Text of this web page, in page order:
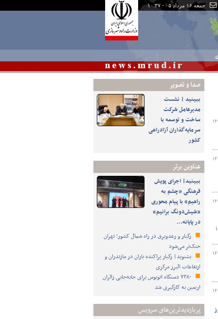
جمعه ۱۶ مرداد ۰۵ - ۱۰:۳۷
صدا و تصوير
ببینید | نشست
مدیرعامل شرکت
ساخت و توسعه با
سرمایه‌گذاران آزادراهی
کشور
عناوین برتر
ببینید| اجرای پویش
فرهنگی «چشم به
راهیم» با پیام محوری
«شیش‌دونگ برانیم»
در پایانه…
رگبار و رعدوبرق در راه شمال کشور؛ تهران
خنک‌تر می‌شود
بشنوید| رگبار پراکنده باران در مازندران و
ارتفاعات البرز مرکزی
۷۳۸۰ دستگاه اتوبوس برای جابه‌جایی زائران
اربعین به‌ کارگیری شد
پربازدیدترین‌های سرویس
در روز گذشته ۱۴۰۵